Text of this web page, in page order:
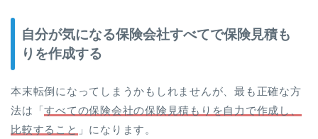
自分が気になる保険会社すべてで保険見積も
りを作成する
本末転倒になってしまうかもしれませんが、最も正確な方
法は「すべての保険会社の保険見積もりを自力で作成し、
比較すること 」になります。